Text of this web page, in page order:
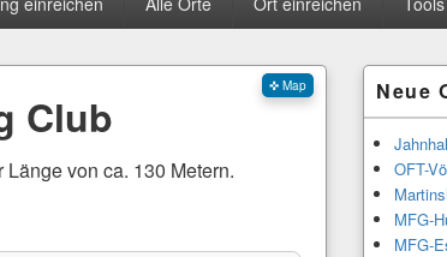
✜ Map
Club
von ca. 130 Metern.
Primärer
Neue
OFT-
MFG-
MFG-